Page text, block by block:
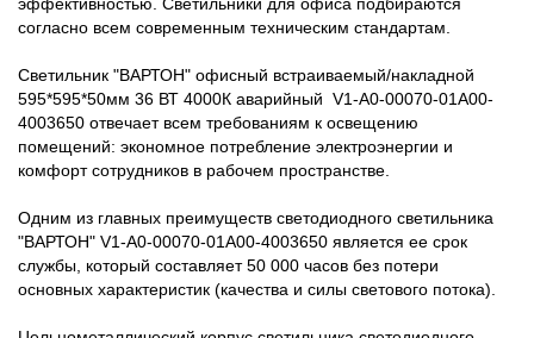
согласно всем современным техническим стандартам.
Светильник "ВАРТОН" офисный встраиваемый/накладной
595*595*50мм 36 ВТ 4000К аварийный V1-A0-00070-01A00-
4003650 отвечает всем требованиям к освещению
помещений: экономное потребление электроэнергии и
комфорт сотрудников в рабочем пространстве.
Одним из главных преимуществ светодиодного светильника
"ВАРТОН" V1-A0-00070-01A00-4003650 является ее срок
службы, который составляет 50 000 часов без потери
основных характеристик (качества и силы светового потока).